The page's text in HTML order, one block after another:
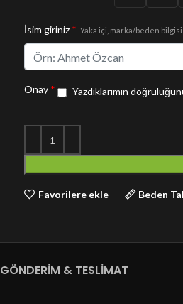
İsim giriniz * Yaka içi, marka/beden bilgisi
Onay * Yazdıklarımın
Favorilere ekle Beden
GÖNDERIM & TESLIMAT